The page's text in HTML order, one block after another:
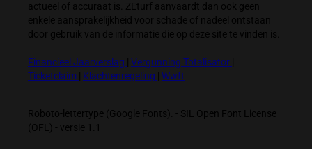
actueel of accuraat is. ZEturf aanvaardt dan ook geen
enkele aansprakelijkheid voor schade of nadeel ontstaan
door gebruik van de informatie die op deze site te vinden is.
Financieel Jaarverslag Vergunning Totalisator
Ticketclaim
Klachtenregeling Wwft
Roboto-lettertype (Google Fonts). - SIL Open Font License
(OFL) - versie 1.1